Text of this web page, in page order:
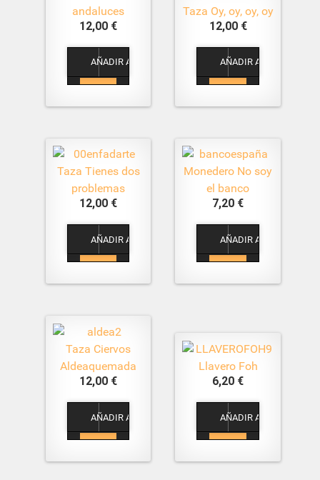
andaluces
12,00 €
1
Taza Oy, oy, oy, oy
12,00 €
1
Taza Tienes dos
problemas
12,00 €
1
Monedero No soy
el banco
7,20 €
1
Taza Ciervos
Aldeaquemada
12,00 €
1
Llavero Foh
6,20 €
1